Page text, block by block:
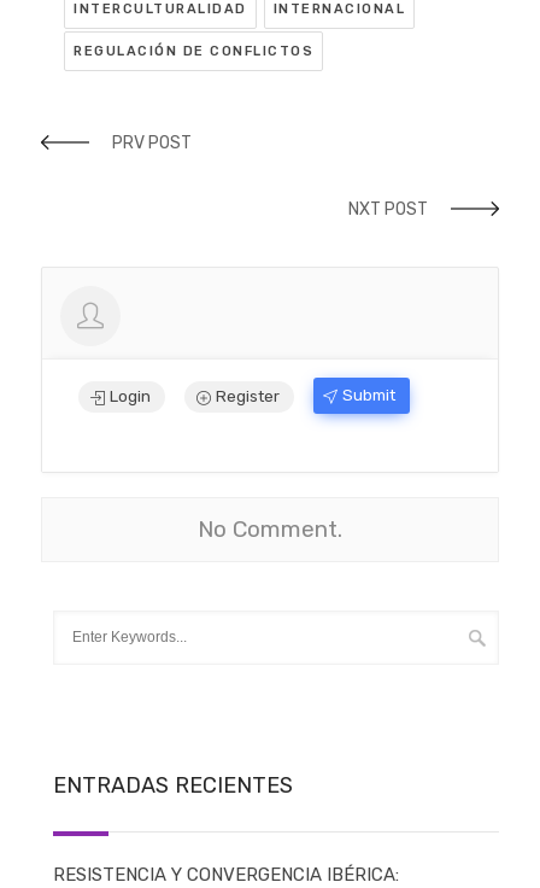
INTERCULTURALIDAD INTERNACIONAL
REGULACIÓN DE CONFLICTOS
PRV POST
NXT POST
Login Register Submit
No Comment.
ENTRADAS RECIENTES
RESISTENCIA Y CONVERGENCIA IBÉRICA: